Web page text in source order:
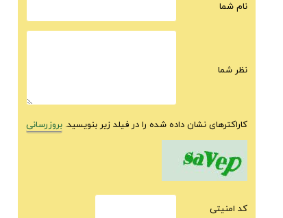
نام شما
نظر شما
کاراکترهای نشان داده شده را در فیلد زیر بنویسید. بروزرسانی
كد امنيتى